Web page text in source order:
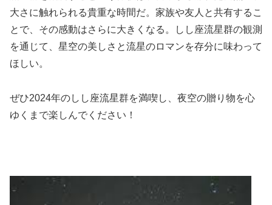
大さに触れられる貴重な時間だ。家族や友人と共有するこ
とで、その感動はさらに大きくなる。しし座流星群の観測
を通じて、星空の美しさと流星のロマンを存分に味わって
ほしい。
ぜひ2024年のしし座流星群を満喫し、夜空の贈り物を心
ゆくまで楽しんでください！